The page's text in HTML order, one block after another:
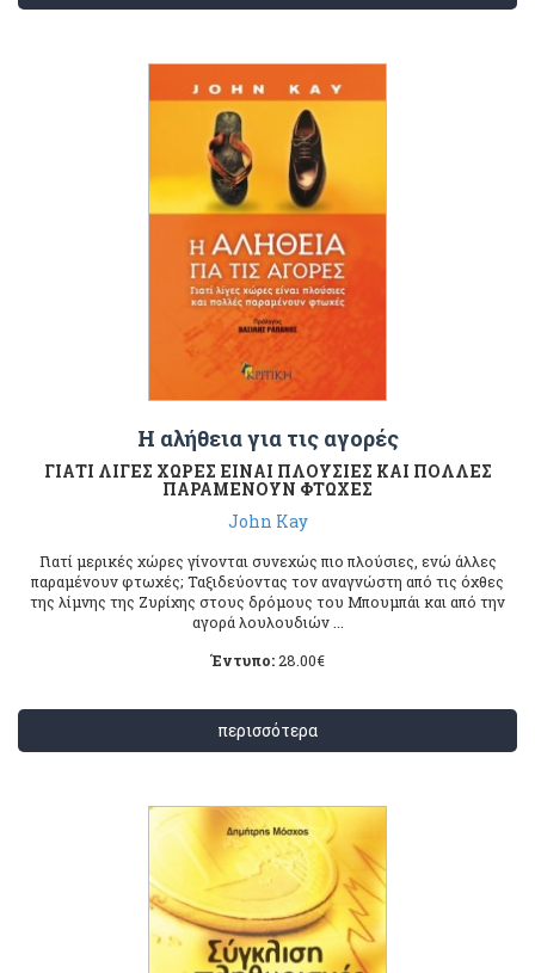
Η αλήθεια για τις αγορές
ΓΙΑΤΙ ΛΙΓΕΣ ΧΩΡΕΣ ΕΙΝΑΙ ΠΛΟΥΣΙΕΣ ΚΑΙ ΠΟΛΛΕΣ
ΠΑΡΑΜΕΝΟΥΝ ΦΤΩΧΕΣ
John Kay
Γιατί μερικές χώρες γίνονται συνεχώς πιο πλούσιες, ενώ άλλες
παραμένουν φτωχές; Ταξιδεύοντας τον αναγνώστη από τις όχθες
της λίμνης της Ζυρίχης στους δρόμους του Μπουμπάι και από την
αγορά λουλουδιών ...
Έντυπο: 28.00€
περισσότερα